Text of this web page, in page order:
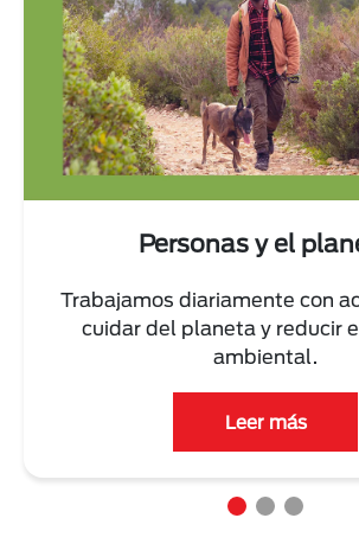
Personas y el
Trabajamos diariamente con
cuidar del planeta y reducir
ambiental.
Leer más